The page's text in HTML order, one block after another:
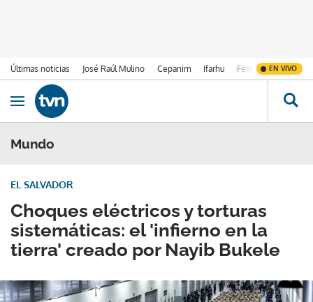
Últimas noticias José Raúl Mulino Cepanim Ifarhu Fenómeno de El
EN VIVO
Ir al contenido
Obrir navegació
Mundo
Choques eléctricos y torturas
sistemáticas: el 'infierno en la
tierra' creado por Nayib Bukele
EL SALVADOR